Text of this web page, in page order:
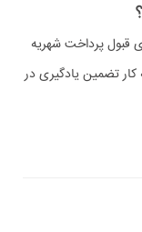
پرداخت شهریه
تضمین یادگیری در